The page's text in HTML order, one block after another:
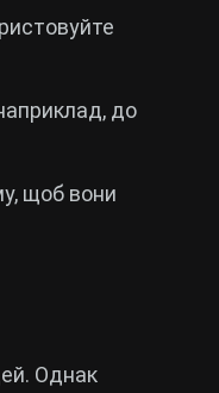
до
щоб вони
Однак